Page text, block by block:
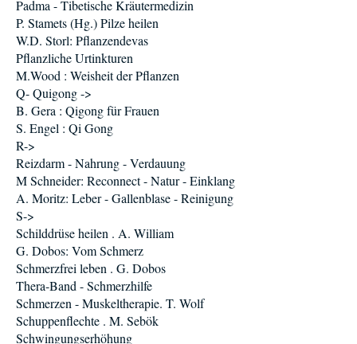
Padma - Tibetische Kräutermedizin
P. Stamets (Hg.) Pilze heilen
W.D. Storl: Pflanzendevas
Pflanzliche Urtinkturen
M.Wood : Weisheit der Pflanzen
Q- Quigong ->
B. Gera : Qigong für Frauen
S. Engel : Qi Gong
R->
Reizdarm - Nahrung - Verdauung
M Schneider: Reconnect - Natur - Einklang
A. Moritz: Leber - Gallenblase - Reinigung
S->
Schilddrüse heilen . A. William
G. Dobos: Vom Schmerz
Schmerzfrei leben . G. Dobos
Thera-Band - Schmerzhilfe
Schmerzen - Muskeltherapie. T. Wolf
Schuppenflechte . M. Sebök
Schwingungserhöhung